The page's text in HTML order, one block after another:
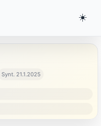
☀️
Synt. 21.1.2025